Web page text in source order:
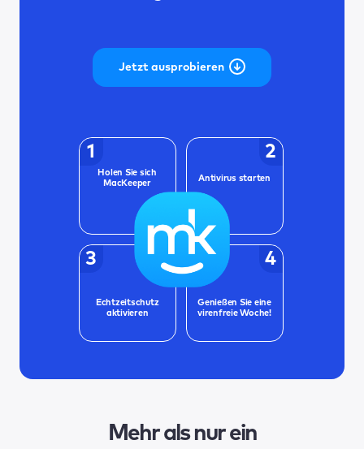
Jetzt ausprobieren
1
Holen Sie sich
MacKeeper
2
Antivirus starten
3
Echtzeitschutz
aktivieren
4
Genießen Sie eine
virenfreie Woche!
Mehr als nur ein